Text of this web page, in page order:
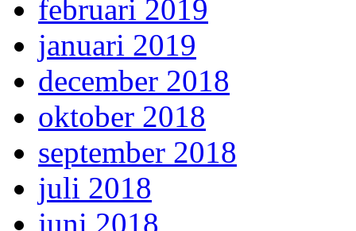
februari 2019
januari 2019
december 2018
oktober 2018
september 2018
juli 2018
juni 2018